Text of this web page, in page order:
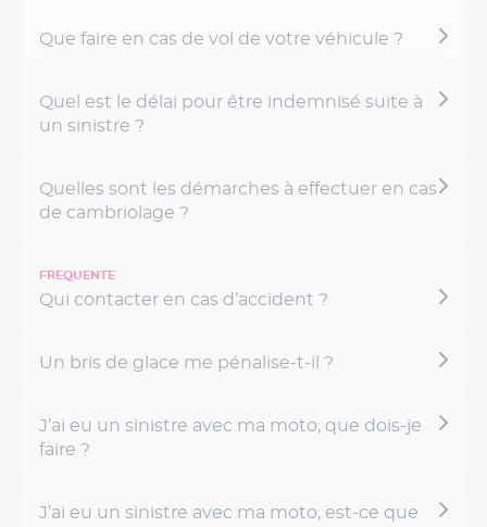
Que faire en cas de vol de votre véhicule ?
Quel est le délai pour être indemnisé suite à
un sinistre ?
Quelles sont les démarches à effectuer en cas
de cambriolage ?
Qui contacter en cas d’accident ?
Un bris de glace me pénalise-t-il ?
J’ai eu un sinistre avec ma moto, que dois-je
faire ?
J’ai eu un sinistre avec ma moto, est-ce que